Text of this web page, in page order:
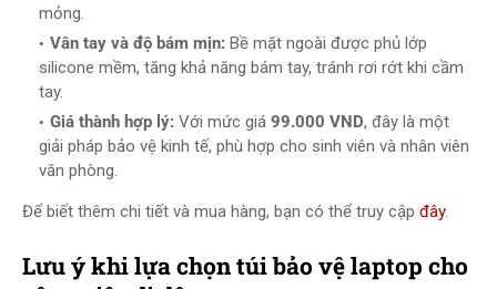
mỏng.
Vân tay và độ bám mịn: Bề mặt ngoài được phủ lớp
silicone mềm, tăng khả năng bám tay, tránh rơi rớt khi cầm
tay.
Giá thành hợp lý: Với mức giá 99.000 VND, đây là một
giải pháp bảo vệ kinh tế, phù hợp cho sinh viên và nhân viên
văn phòng.
Để biết thêm chi tiết và mua hàng, bạn có thể truy cập đây.
Lưu ý khi lựa chọn túi bảo vệ laptop cho